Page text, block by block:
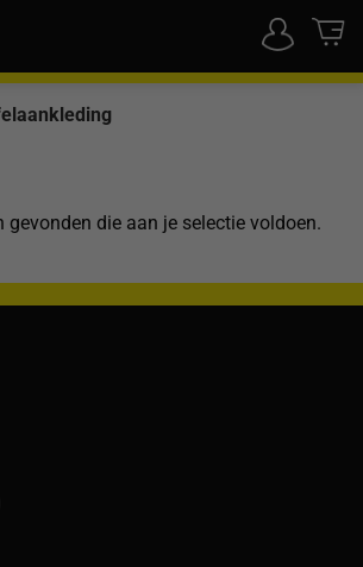
gevonden die aan je selectie voldoen.